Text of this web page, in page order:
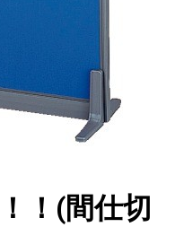
！(間仕切